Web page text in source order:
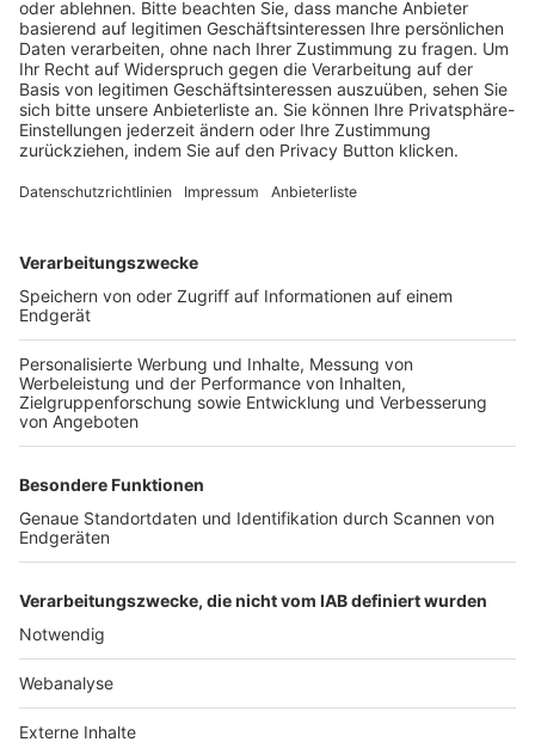
BFV-Geschäftsstellen
Trainerbörse
Login SpielPlus
FOLGE DEM BFV
TOP-VEREINE
TOP-PARTNER
Nutzungsbedingungen Datenschutz Impressum